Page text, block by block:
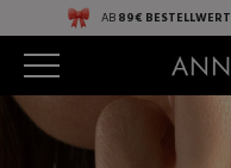
AB89€ BESTELLWERT